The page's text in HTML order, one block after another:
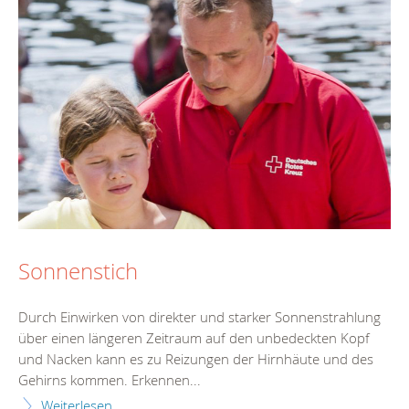
Sonnenstich
Durch Einwirken von direkter und starker Sonnenstrahlung
über einen längeren Zeitraum auf den unbedeckten Kopf
und Nacken kann es zu Reizungen der Hirnhäute und des
Gehirns kommen. Erkennen...